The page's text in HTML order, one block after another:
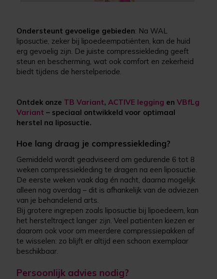
Ondersteunt gevoelige gebieden: Na WAL
liposuctie, zeker bij lipoedeempatiënten, kan de huid
erg gevoelig zijn. De juiste compressiekleding geeft
steun en bescherming, wat ook comfort en zekerheid
biedt tijdens de herstelperiode.
Ontdek onze TB Variant, ACTIVE legging enVBfLg
Variant – speciaal ontwikkeld voor optimaal
herstel na liposuctie.
Hoe lang draag je compressiekleding?
Gemiddeld wordt geadviseerd om gedurende 6 tot 8
weken compressiekleding te dragen na een liposuctie.
De eerste weken vaak dag én nacht, daarna mogelijk
alleen nog overdag – dit is afhankelijk van de adviezen
van je behandelend arts.
Bij grotere ingrepen zoals liposuctie bij lipoedeem, kan
het hersteltraject langer zijn. Veel patiënten kiezen er
daarom ook voor om meerdere compressiepakken af
te wisselen: zo blijft er altijd een schoon exemplaar
beschikbaar.
Persoonlijk advies nodig?